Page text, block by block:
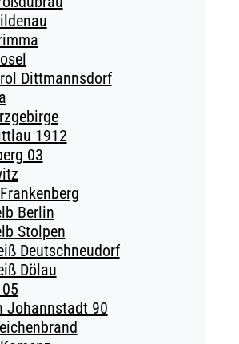
Dittmannsdorf
1912
03
Berlin
Stolpen
Deutschneudorf
Dölau
Johannstadt 90